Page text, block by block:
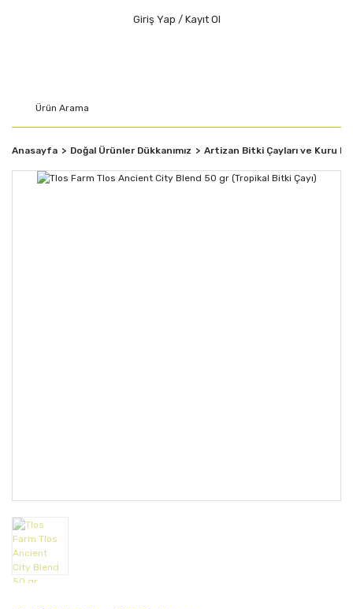
Giriş Yap / Kayıt Ol
Anasayfa Doğal Ürünler Dükkanımız Artizan Bitki Çayları ve Kuru